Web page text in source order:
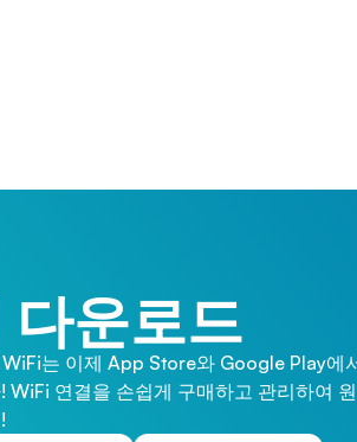
다운로드
는 이제 App Store와 Google Play에
WiFi 연결을 손쉽게 구매하고 관리하여